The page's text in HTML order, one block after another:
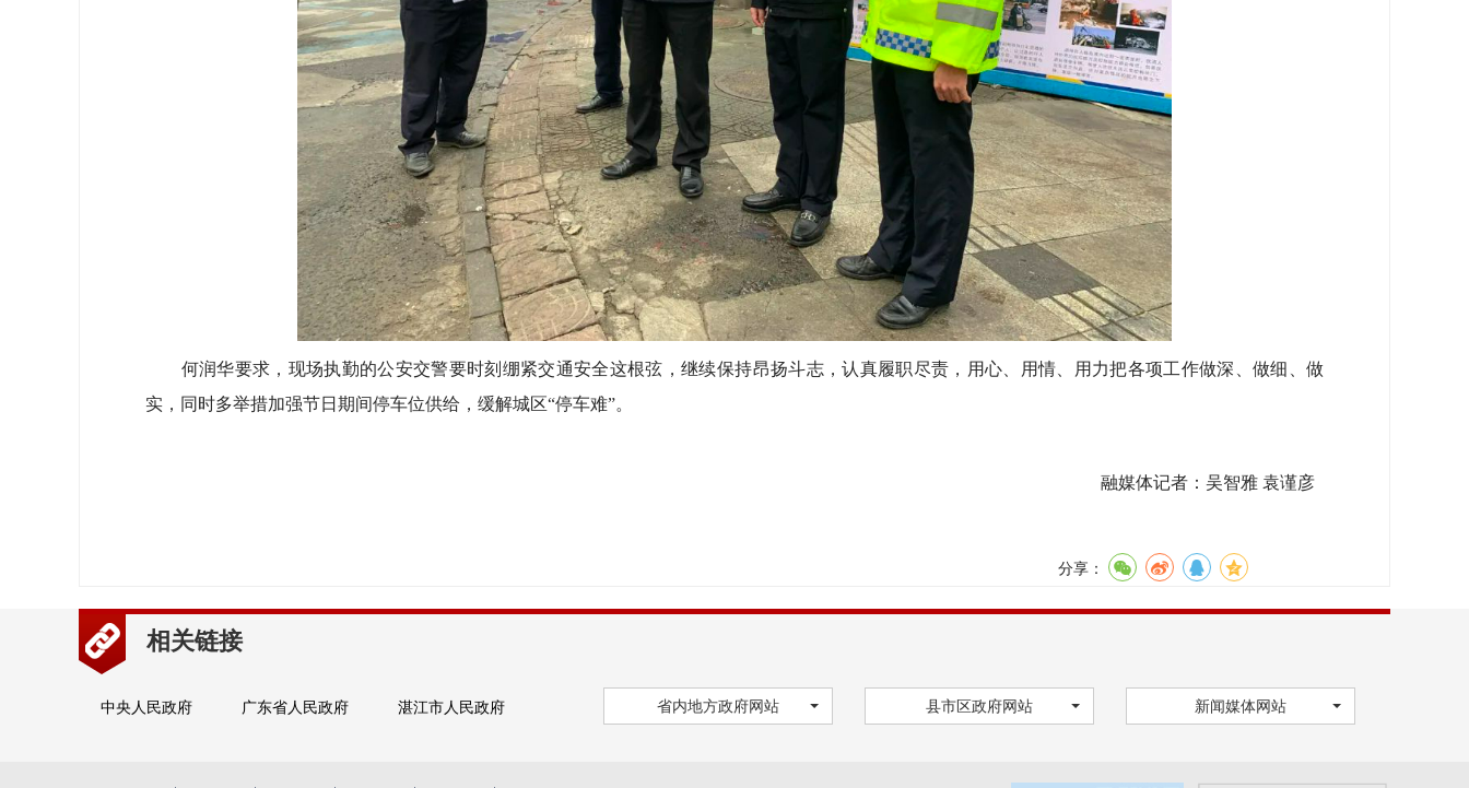
何润华要求，现场执勤的公安交警要时刻绷紧交通安全这根弦，继续保持昂扬斗志，认真履职尽责，用心、用情、用力把各项工作做深、做细、做
实，同时多举措加强节日期间停车位供给，缓解城区“停车难”。
融媒体记者： 吴智雅 袁谨彦
分享：
相关链接
中央人民政府 广东省人民政府 湛江市人民政府 省内地方政府网站 县市区政府网站 新闻媒体网站